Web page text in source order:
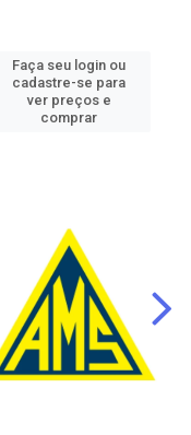
Faça seu login ou
cadastre-se para
ver preços e
comprar